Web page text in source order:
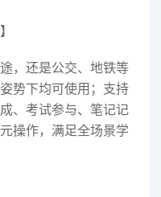
，还是公交、地铁等
势下均可使用；支持
、考试参与、笔记记
操作，满足全场景学